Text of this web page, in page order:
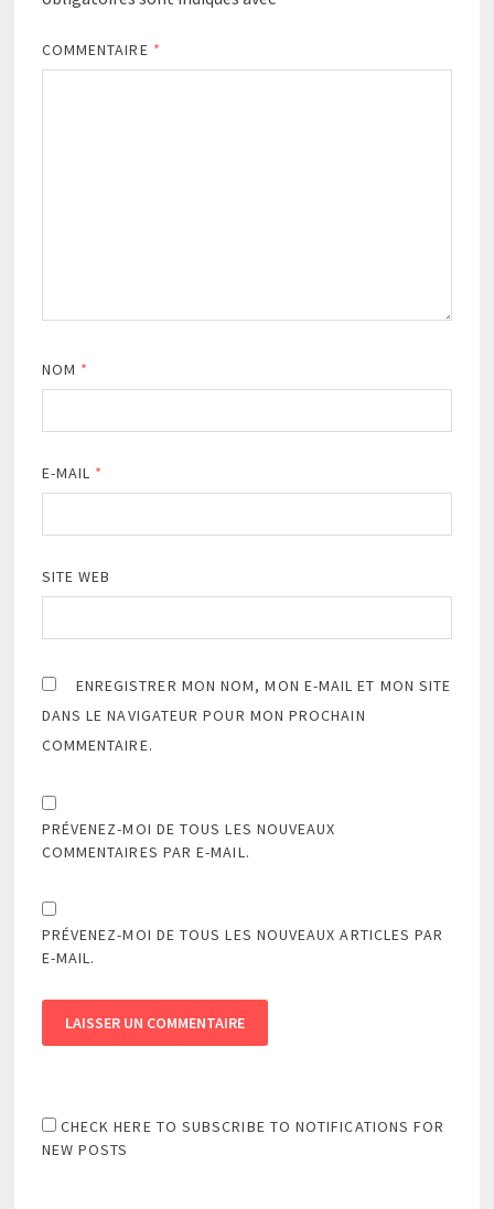
COMMENTAIRE *
NOM *
E-MAIL *
SITE WEB
ENREGISTRER MON NOM, MON E-MAIL ET MON SITE
DANS LE NAVIGATEUR POUR MON PROCHAIN
COMMENTAIRE.
PRÉVENEZ-MOI DE TOUS LES NOUVEAUX
COMMENTAIRES PAR E-MAIL.
PRÉVENEZ-MOI DE TOUS LES NOUVEAUX ARTICLES PAR
E-MAIL.
CHECK HERE TO SUBSCRIBE TO NOTIFICATIONS FOR
NEW POSTS